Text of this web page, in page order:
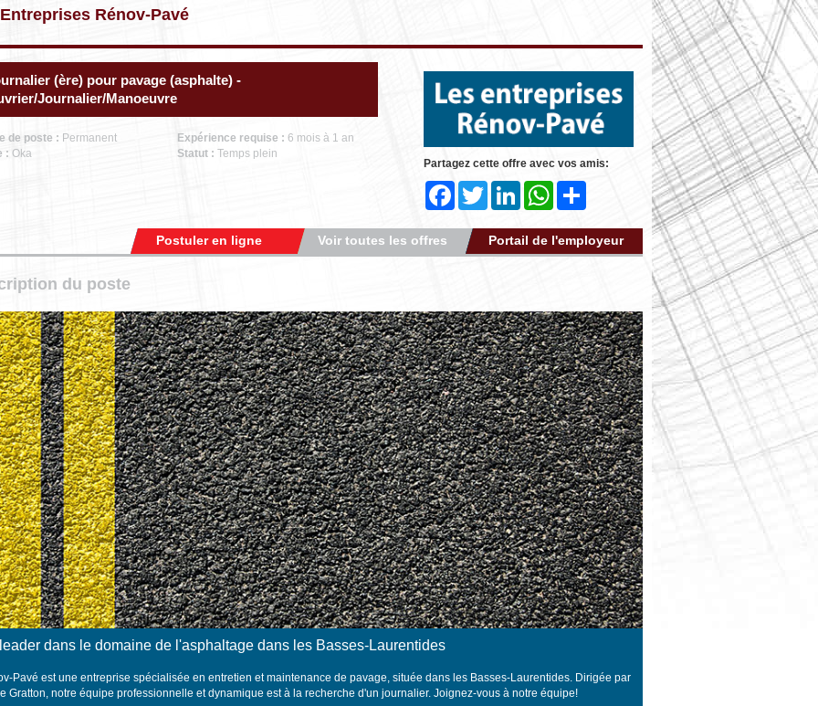
Rénov-Pavé
(ère) pour pavage (asphalte) -
Journalier/Manoeuvre
de poste : Permanent
: Oka
Expérience requise : 6 mois à 1 an
Statut : Temps plein
Partagez cette offre avec vos amis:
FacebookTwitter LinkedIn WhatsApp
Portail de l'employeur
Voir toutes les offres
Postuler en ligne
du poste
dans le domaine de l'asphaltage dans les Basses-Laurentides
Pavé est une entreprise spécialisée en entretien et maintenance de pavage, située dans les Basses-Laurentides. Dirigée par
Gratton, notre équipe professionnelle et dynamique est à la recherche d'un journalier. Joignez-vous à notre équipe!